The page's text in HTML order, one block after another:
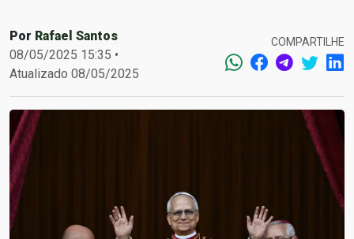
Por Rafael Santos
08/05/2025 15:35 •
Atualizado 08/05/2025
COMPARTILHE